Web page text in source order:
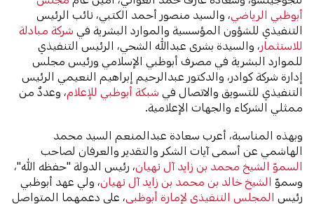
أبوظبي الرياضي ، والسيد منصور أحمد الكتبي، نائب الرئيس
التنفيذي للشؤون المؤسسية والموارد البشرية في شركة مبادلة
للاستثمار، والسيدة بشرى عبدالله الشحي، الرئيس التنفيذي
للموارد البشرية في مصرف أبوظبي الإسلامي ورئيس مجلس
إدارة شركة كوادر، والدكتور عبدالرحيم إبراهيم النعيمي الرئيس
التنفيذي للتسويق والاتصال في شبكة أبوظبي للإعلام، وعددٌ من
ممثلي الشركاء والجهات الإعلامية.
وبهذه المناسبة، أعرب سعادة عبدالمنعم السيد محمد
الهاشمي عن أسمى آيات الشكر والتقدير والعرفان لصاحب
السموّ الشيخ محمد بن زايد آل نهيان، رئيس الدولة "حفظه الله"،
وسموّالشيخ خالد بن محمد بن زايد آل نهيان، ولي عهد أبوظبي
رئيس المجلس التنفيذي لإمارة أبوظبي ، على دعمهما المتواصل